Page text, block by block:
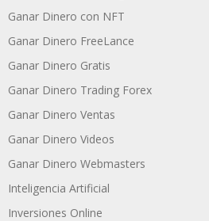
Ganar Dinero con NFT
Ganar Dinero FreeLance
Ganar Dinero Gratis
Ganar Dinero Trading Forex
Ganar Dinero Ventas
Ganar Dinero Videos
Ganar Dinero Webmasters
Inteligencia Artificial
Inversiones Online